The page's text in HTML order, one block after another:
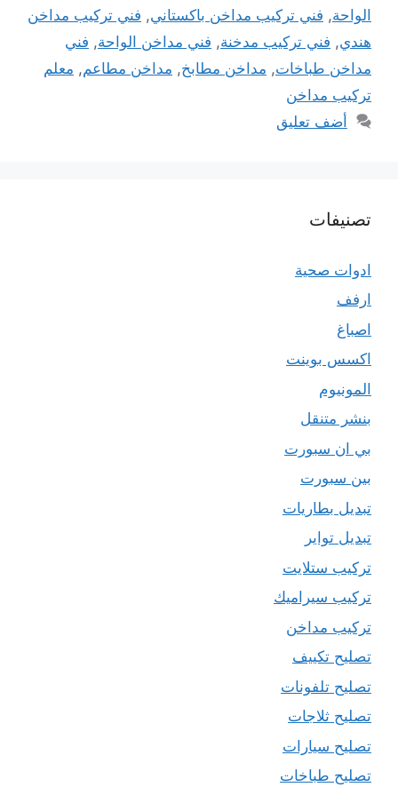
الواحة, فني تركيب مداخن باكستاني, فني تركيب مداخن
هندي, فني تركيب مدخنة, فني مداخن الواحة, فني
مداخن طباخات, مداخن مطابخ, مداخن مطاعم, معلم
تركيب مداخن
أضف تعليق
تصنيفات
ادوات صحية
ارفف
اصباغ
اكسس بوينت
المونيوم
بنشر متنقل
بي ان سبورت
بين سبورت
تبديل بطاريات
تبديل تواير
تركيب ستلايت
تركيب سيراميك
تركيب مداخن
تصليح تكييف
تصليح تلفونات
تصليح ثلاجات
تصليح سيارات
تصليح طباخات